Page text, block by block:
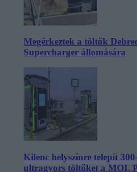
Megérkeztek a töltők
Supercharger állomására
Kilenc helyszínre telepít
ultragyors töltőket a MOL